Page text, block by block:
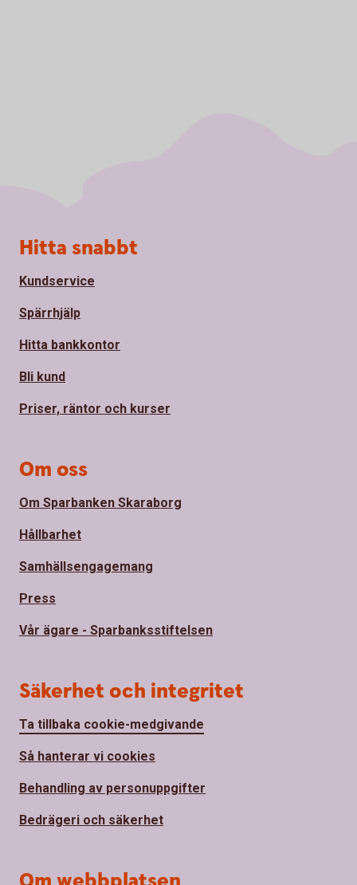
Sidfot
Hitta snabbt
Kundservice
Spärrhjälp
Hitta bankkontor
Bli kund
Priser, räntor och kurser
Om oss
Om Sparbanken Skaraborg
Hållbarhet
Samhällsengagemang
Press
Vår ägare - Sparbanksstiftelsen
Säkerhet och integritet
Ta tillbaka cookie-medgivande
Så hanterar vi cookies
Behandling av personuppgifter
Bedrägeri och säkerhet